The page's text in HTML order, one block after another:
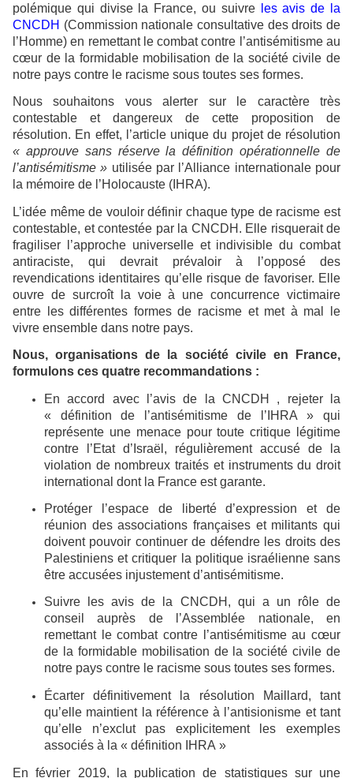
polémique qui divise la France, ou suivre
les avis de la
CNCDH (Commission nationale consultative des droits de
l’Homme) en remettant le combat contre l’antisémitisme au
cœur de la formidable mobilisation de la société civile de
notre pays contre le racisme sous toutes ses formes.
Nous souhaitons vous alerter sur le caractère très
contestable et dangereux de cette proposition de
résolution. En effet, l’article unique du projet de résolution
« approuve sans réserve la définition opérationnelle de
l’antisémitisme » utilisée par l’Alliance internationale pour
la mémoire de l’Holocauste (IHRA).
L’idée même de vouloir définir chaque type de racisme est
contestable, et contestée par la CNCDH. Elle risquerait de
fragiliser l’approche universelle et indivisible du combat
antiraciste, qui devrait prévaloir à l’opposé des
revendications identitaires qu’elle risque de favoriser. Elle
ouvre de surcroît la voie à une concurrence victimaire
entre les différentes formes de racisme et met à mal le
vivre ensemble dans notre pays.
Nous, organisations de la société civile en France,
formulons ces quatre recommandations :
En accord avec l’avis de la CNCDH , rejeter la
« définition de l’antisémitisme de l’IHRA » qui
représente une menace pour toute critique légitime
contre l’Etat d’Israël, régulièrement accusé de la
violation de nombreux traités et instruments du droit
international dont la France est garante.
Protéger l’espace de liberté d’expression et de
réunion des associations françaises et militants qui
doivent pouvoir continuer de défendre les droits des
Palestiniens et critiquer la politique israélienne sans
être accusées injustement d’antisémitisme.
Suivre les avis de la CNCDH, qui a un rôle de
conseil auprès de l’Assemblée nationale, en
remettant le combat contre l’antisémitisme au cœur
de la formidable mobilisation de la société civile de
notre pays contre le racisme sous toutes ses formes.
Écarter définitivement la résolution Maillard, tant
qu’elle maintient la référence à l’antisionisme et tant
qu’elle n’exclut pas explicitement les exemples
associés à la « définition IHRA »
En février 2019, la publication de statistiques sur une